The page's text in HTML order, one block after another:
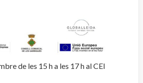
de les 15 h a les 17 h al CEI